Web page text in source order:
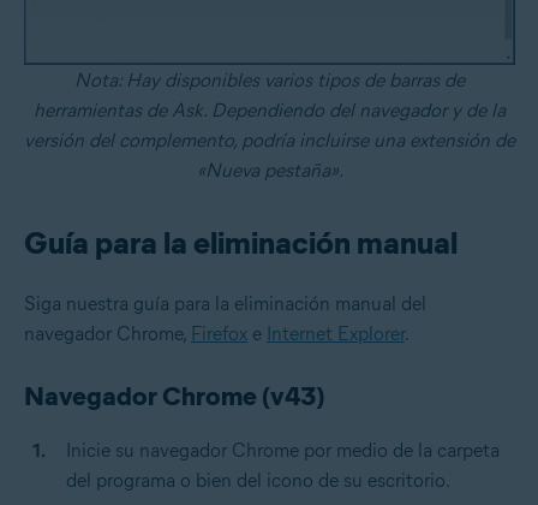
Nota: Hay disponibles varios tipos de barras de
herramientas de Ask. Dependiendo del navegador y de la
versión del complemento, podría incluirse una extensión de
«Nueva pestaña».
Guía para la eliminación manual
Siga nuestra guía para la eliminación manual del
navegador Chrome, Firefox e Internet Explorer.
Navegador Chrome (v43)
Inicie su navegador Chrome por medio de la carpeta
del programa o bien del icono de su escritorio.